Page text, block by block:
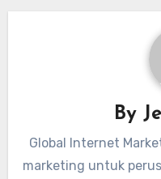
By
Global Internet
marketing untuk